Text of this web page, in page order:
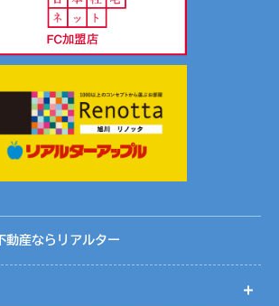
て当社では、お客様により有益な情報提供を
ルターグループとして総合的にお客様情報を
ポートしております。
報は、氏名、連絡先、物件情報、物件入居状
囲は、当社ホームページ記載の関連会社の範
が行っております。
動産ならリアルター